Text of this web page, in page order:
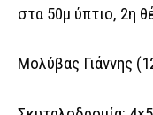
στα 50μ ύπτιο, 2η
Μολύβας Γιάννης